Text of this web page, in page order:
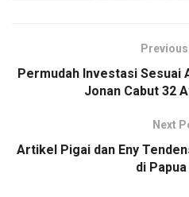
Permudah Investasi
Jonan Cabut 32
Next
Artikel Pigai dan Eny
di